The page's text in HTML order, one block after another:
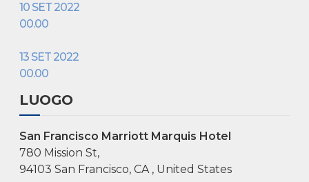
10 SET 2022
00.00
13 SET 2022
00.00
LUOGO
San Francisco Marriott Marquis Hotel
780 Mission St,
94103 San Francisco, CA , United States